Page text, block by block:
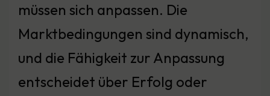
müssen sich anpassen. Die
Marktbedingungen sind dynamisch,
und die Fähigkeit zur Anpassung
entscheidet über Erfolg oder